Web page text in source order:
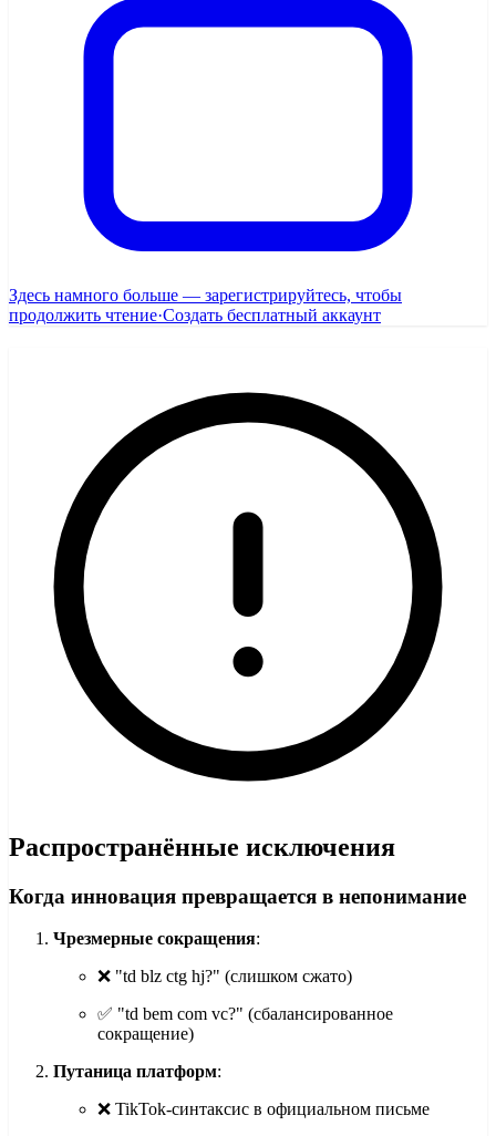
Здесь намного больше — зарегистрируйтесь, чтобы
продолжить чтение·Создать бесплатный аккаунт
Распространённые исключения
Когда инновация превращается в непонимание
Чрезмерные сокращения:
❌ "td blz ctg hj?" (слишком сжато)
✅ "td bem com vc?" (сбалансированное
сокращение)
Путаница платформ:
❌ TikTok-синтаксис в официальном письме